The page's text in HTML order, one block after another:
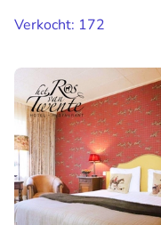
Verkocht: 172